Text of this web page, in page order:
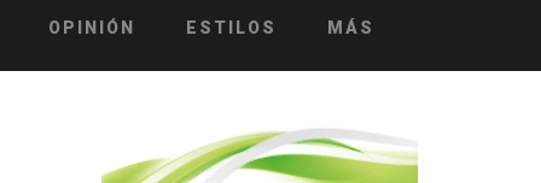
OPINIÓN ESTILOS MÁS